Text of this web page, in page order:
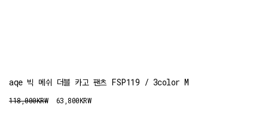
aqe 빅 메쉬 더블 카고 팬츠 FSP119 / 3color M
118,000KRW 63,800KRW